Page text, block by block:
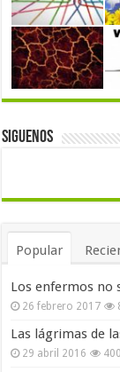
Siguenos
Popular
Los enfermos no
26 febrero 2017
Las lágrimas de
29 abril 2016